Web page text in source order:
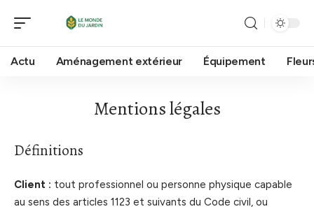
Actu Aménagement extérieur Équipement
Mentions légales
Définitions
Client : tout professionnel ou personne physique capable
au sens des articles 1123 et suivants du Code civil, ou